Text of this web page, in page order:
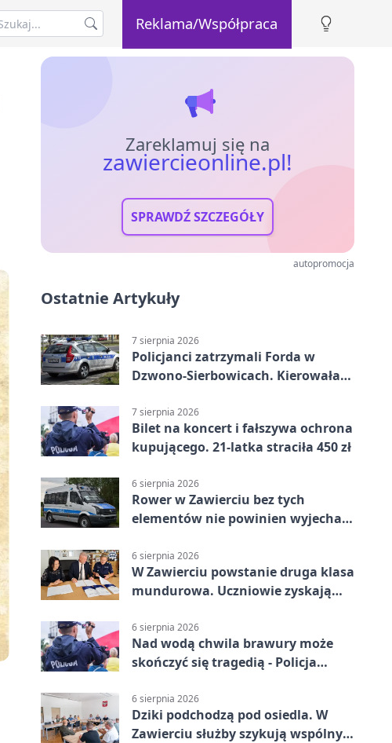
Reklama/Współpraca
Zareklamuj się na
zawiercieonline.pl!
SPRAWDŹ SZCZEGÓŁY
autopromocja
Ostatnie Artykuły
7 sierpnia 2026
Policjanci zatrzymali Forda w
Dzwono-Sierbowicach. Kierowała
7 sierpnia 2026
Bilet na koncert i fałszywa ochrona
kupującego. 21-latka straciła 450 zł
6 sierpnia 2026
Rower w Zawierciu bez tych
elementów nie powinien wyjechać
6 sierpnia 2026
W Zawierciu powstanie druga klasa
mundurowa. Uczniowie zyskają
6 sierpnia 2026
Nad wodą chwila brawury może
skończyć się tragedią - Policja
6 sierpnia 2026
Dziki podchodzą pod osiedla. W
Zawierciu służby szykują wspólny